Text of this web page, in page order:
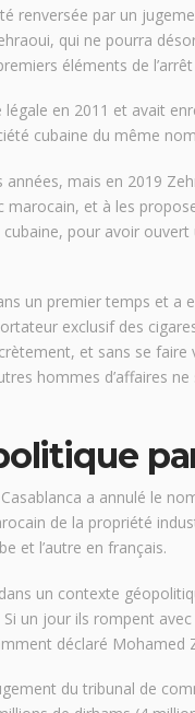
renversée par un
qui ne pourra
éléments de
en 2011 et avait
cubaine du même
mais en 2019
et à les
pour avoir
un premier temps et a
exclusif des
et sans se
hommes d’affaires
a annulé le
de la propriété
et l’autre en français.
un contexte
un jour ils rompent
déclaré Mohamed
du tribunal de